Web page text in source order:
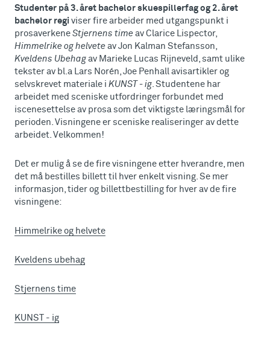
Studenter på 3. året bachelor skuespillerfag og 2. året
bachelor regi viser fire arbeider med utgangspunkt i
prosaverkene Stjernens time av Clarice Lispector,
Himmelrike og helvete av Jon Kalman Stefansson,
Kveldens Ubehag av Marieke Lucas Rijneveld, samt ulike
tekster av bl.a Lars Norén, Joe Penhall avisartikler og
selvskrevet materiale i KUNST - ig. Studentene har
arbeidet med sceniske utfordringer forbundet med
iscenesettelse av prosa som det viktigste læringsmål for
perioden. Visningene er sceniske realiseringer av dette
arbeidet. Velkommen!
Det er mulig å se de fire visningene etter hverandre, men
det må bestilles billett til hver enkelt visning. Se mer
informasjon, tider og billettbestilling for hver av de fire
visningene:
Himmelrike og helvete
Kveldens ubehag
Stjernens time
KUNST - ig